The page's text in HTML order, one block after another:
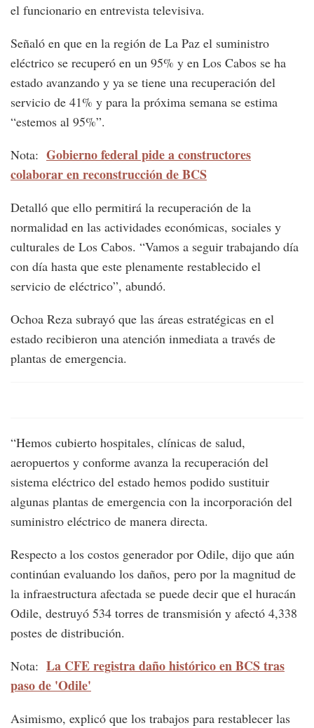
el funcionario en entrevista televisiva.
Señaló en que en la región de La Paz el suministro
eléctrico se recuperó en un 95% y en Los Cabos se ha
estado avanzando y ya se tiene una recuperación del
servicio de 41% y para la próxima semana se estima
“estemos al 95%”.
Nota: Gobierno federal pide a constructores
colaborar en reconstrucción de BCS
Detalló que ello permitirá la recuperación de la
normalidad en las actividades económicas, sociales y
culturales de Los Cabos. “Vamos a seguir trabajando día
con día hasta que este plenamente restablecido el
servicio de eléctrico”, abundó.
Ochoa Reza subrayó que las áreas estratégicas en el
estado recibieron una atención inmediata a través de
plantas de emergencia.
“Hemos cubierto hospitales, clínicas de salud,
aeropuertos y conforme avanza la recuperación del
sistema eléctrico del estado hemos podido sustituir
algunas plantas de emergencia con la incorporación del
suministro eléctrico de manera directa.
Respecto a los costos generador por Odile, dijo que aún
continúan evaluando los daños, pero por la magnitud de
la infraestructura afectada se puede decir que el huracán
Odile, destruyó 534 torres de transmisión y afectó 4,338
postes de distribución.
Nota: La CFE registra daño histórico en BCS tras
paso de 'Odile'
Asimismo, explicó que los trabajos para restablecer las